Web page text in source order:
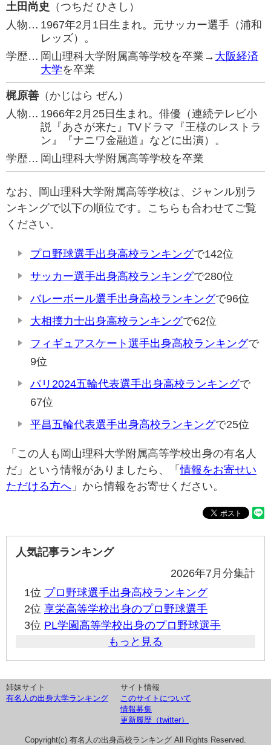
土田尚史 （つちだ ひさし）
人物… 1967年2月1日生まれ。元サッカー選手（浦和
レッズ）。
学歴… 岡山理科大学附属高等学校を卒業→ 大阪経済
大学を卒業
梶原善 （かじはら ぜん）
人物… 1966年2月25日生まれ。俳優（連続テレビ小
説『あさが来た』TVドラマ『王様のレストラ
ン』『ナニワ金融道』などに出演）。
学歴… 岡山理科大学附属高等学校を卒業
なお、岡山理科大学附属高等学校は、ジャンル別ラ
ンキングで以下の順位です。こちらも合わせてご覧
ください。
プロ野球選手出身高校ランキングで142位
サッカー選手出身高校ランキングで280位
バレーボール選手出身高校ランキングで96位
大相撲力士出身高校ランキングで62位
フィギュアスケート選手出身高校ランキングで
9位
パリ2024五輪代表選手出身高校ランキングで
67位
平昌五輪代表選手出身高校ランキングで25位
「この人も岡山理科大学附属高等学校出身の有名人
だ」という情報がありましたら、「情報をお寄せい
ただける方へ 」から情報をお寄せください。
人気記事ランキング
2026年7月分集計
1位 プロ野球選手出身高校ランキング
2位 享栄高等学校出身のプロ野球選手
3位 PL学園高等学校出身のプロ野球選手
もっと見る
姉妹サイト
有名人の出身大学ランキング
サイト情報
このサイトについて
情報募集
更新履歴（twitter）
Copyright(c) 有名人の出身高校ランキング All Rights Reserved.